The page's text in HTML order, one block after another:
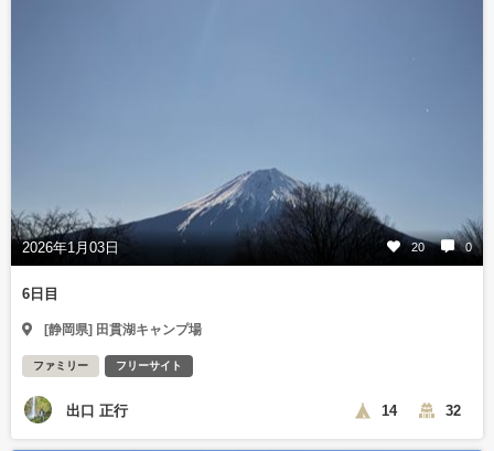
2026年1月03日 20 0
6日目
[静岡県] 田貫湖キャンプ場
ファミリー フリーサイト
出口 正行 14 32